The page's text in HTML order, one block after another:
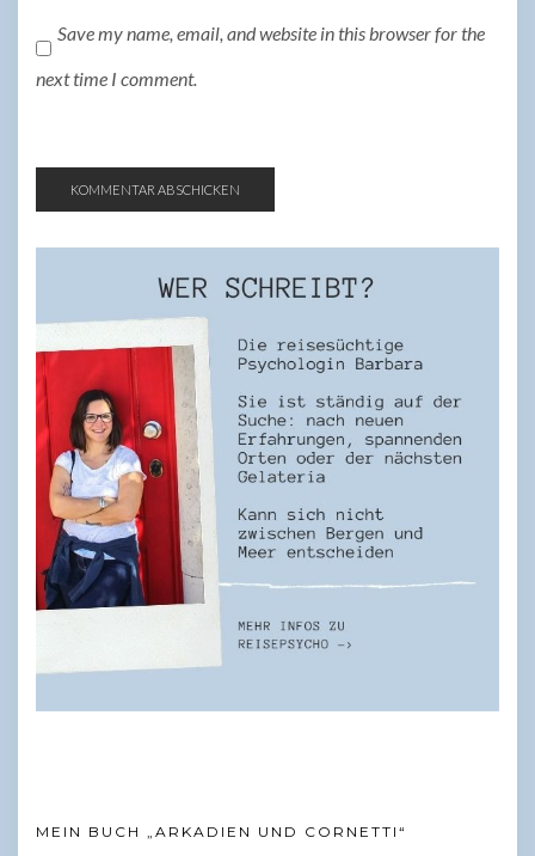
Save my name, email, and website in this browser for the
next time I comment.
MEIN BUCH „ARKADIEN UND CORNETTI“